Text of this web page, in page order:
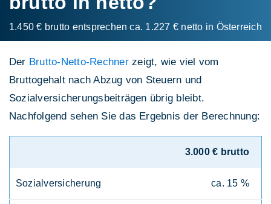
1.450 € brutto entsprechen ca. 1.227 € netto in Österreich
Der Brutto-Netto-Rechnerzeigt, wie viel vom
Bruttogehalt nach Abzug von Steuern und
Sozialversicherungsbeiträgen übrig bleibt.
Nachfolgend sehen Sie das Ergebnis der Berechnung:
3.000 € brutto
Sozialversicherung ca. 15 %